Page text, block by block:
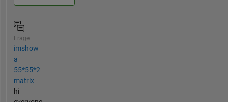
Frage
imshow
a
55*55*2
matrix
hi